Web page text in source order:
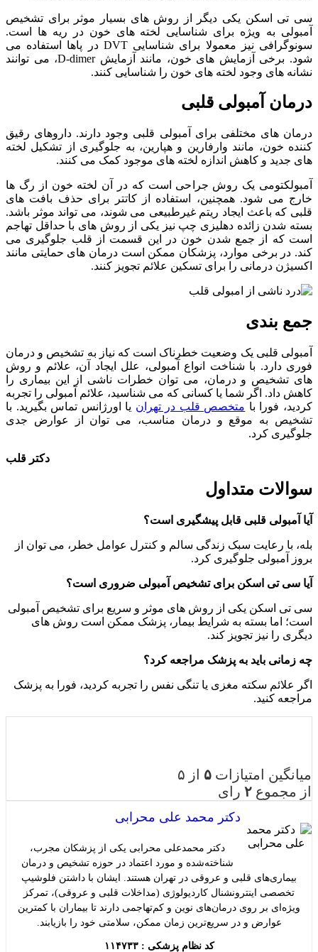
سی تی اسکن یکی دیگر از روش‌ های بسیار موثر برای تشخیص
آمبولی به ویژه برای شناسایی لخته ‌های خون در ریه ‌ها است.
سونوگرافی نیز معمولا برای شناسایی DVT در پاها استفاده می‌
شود. برخی آزمایش ‌های خون، مانند آزمایش D-dimer، می ‌توانند
نشانه‌ های وجود لخته‌ های خون را شناسایی کنند.
درمان آمبولی قلبی
درمان های مختلفی برای آمبولی قلبی وجود دارند. داروهای رقیق‌
کننده خون، مانند وارفارین و هپارین، به جلوگیری از تشکیل لخته
‌های جدید و کاهش اندازه لخته‌ های موجود کمک می ‌کنند.
آمبولکتومی یک روش جراحی است که در آن لخته خون از رگ ‌ها
خارج می‌ شود. همچنین، استفاده از کاتتر برای حذف بافت‌ های
قلبی که باعث ایجاد ریتم غیرطبیعی می ‌شوند، می ‌تواند موثر باشد.
بسته شدن زائده دهلیزی چپ نیز یکی از روش ‌های با حداقل تهاجم
است که از جمع شدن خون در این قسمت از قلب جلوگیری می
‌کند. در برخی موارد، پزشکان ممکن است درمان‌ های حمایتی مانند
اکسیژن درمانی را برای تسکین علائم تجویز کنند.
جمع ‌بندی
آمبولی قلبی یک وضعیت خطرناک است که نیاز به تشخیص و درمان
فوری دارد. با شناخت انواع آمبولی، علل ایجاد آن، علائم و روش
‌های تشخیص و درمان، می ‌توان خطرات ناشی از این بیماری را
کاهش داد. اگر شما یا کسانی که می ‌شناسید، علائم آمبولی را تجربه
کردید، فورا با متخصص قلب در تهران یا اورژانس تماس بگیرید. با
تشخیص به موقع و درمان مناسب، می‌ توان از عوارض جدی
جلوگیری کرد.
دکتر قلب
سوالات متداول
آیا آمبولی قلبی قابل پیشگیری است؟
بله، با رعایت سبک زندگی سالم و کنترل عوامل خطر، می ‌توان از
بروز آمبولی جلوگیری کرد.
آیا سی تی اسکن برای تشخیص آمبولی ضروری است؟
سی تی اسکن یکی از روش‌ های موثر و سریع برای تشخیص آمبولی
است؛ اما بسته به شرایط بیمار، پزشک ممکن است روش ‌های
دیگری را نیز تجویز کند.
چه زمانی باید به پزشک مراجعه کرد؟
اگر علائم سکته مغزی یا تنگی نفس را تجربه کردید، فورا به پزشک
مراجعه کنید.
میانگین امتیازات ۵ از ۵
از مجموع ۲ رای
دکتر محمد علی محرابی
دکتر محمدعلی محرابی یکی از پزشکان مجرب،
شناخته‌شده و مورد اعتماد در حوزه تشخیص و درمان
بیماری‌های قلبی و عروقی در تهران هستند. ایشان با داشتن فلوشیپ
تخصصی اینترونشنال کاردیولوژی (مداخلات قلبی و عروقی)، تمرکز
ویژه‌ای بر روی درمان‌های نوین و کم‌تهاجمی دارند تا بیماران با کمترین
عوارض و در سریع‌ترین زمان ممکن، سلامتی خود را بازیابند.
کد نظام پزشکی : ۱۱۴۷۳۳